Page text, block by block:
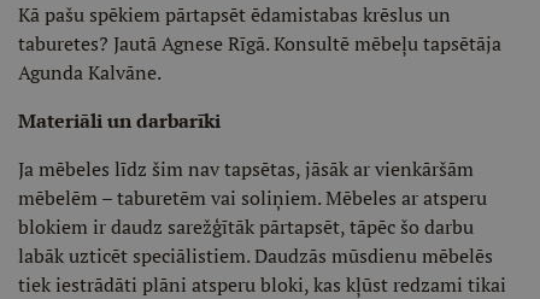
Kā pašu spēkiem pārtapsēt ēdamistabas krēslus un
taburetes? Jautā Agnese Rīgā. Konsultē mēbeļu tapsētāja
Agunda Kalvāne.
Materiāli un darbarīki
Ja mēbeles līdz šim nav tapsētas, jāsāk ar vienkāršām
mēbelēm – taburetēm vai soliņiem. Mēbeles ar atsperu
blokiem ir daudz sarežģītāk pārtapsēt, tāpēc šo darbu
labāk uzticēt speciālistiem. Daudzās mūsdienu mēbelēs
tiek iestrādāti plāni atsperu bloki, kas kļūst redzami tikai